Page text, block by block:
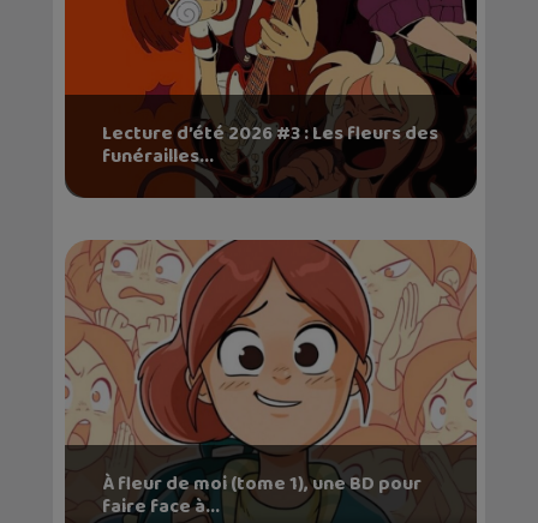
Lecture d’été 2026 #3 : Les fleurs des
funérailles...
À fleur de moi (tome 1), une BD pour
faire face à...